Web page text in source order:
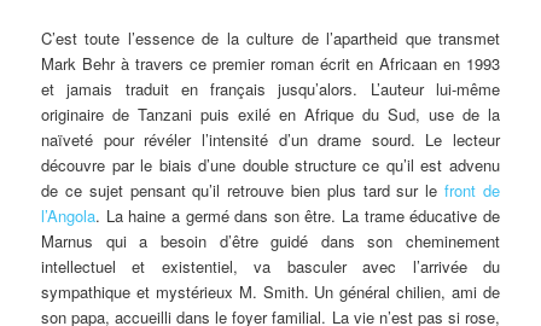
C’est toute l’essence de la culture de l’apartheid que transmet
Mark Behr à travers ce premier roman écrit en Africaan en 1993
et jamais traduit en français jusqu’alors. L’auteur lui-même
originaire de Tanzani puis exilé en Afrique du Sud, use de la
naïveté pour révéler l’intensité d’un drame sourd. Le lecteur
découvre par le biais d’une double structure ce qu’il est advenu
de ce sujet pensant qu’il retrouve bien plus tard sur lefront de
l’Angola. La haine a germé dans son être. La trame éducative de
Marnus qui a besoin d’être guidé dans son cheminement
intellectuel et existentiel, va basculer avec l’arrivée du
sympathique et mystérieux M. Smith. Un général chilien, ami de
son papa, accueilli dans le foyer familial. La vie n’est pas si rose,